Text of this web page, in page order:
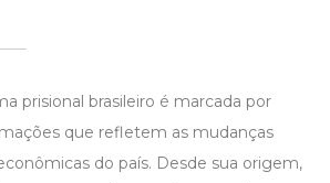
prisional brasileiro é marcada por
que refletem as mudanças
do país. Desde sua origem,